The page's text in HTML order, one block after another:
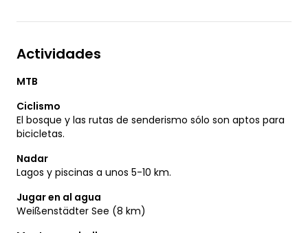
Actividades
MTB
Ciclismo
El bosque y las rutas de senderismo sólo son aptos para
bicicletas.
Nadar
Lagos y piscinas a unos 5-10 km.
Jugar en al agua
Weißenstädter See (8 km)